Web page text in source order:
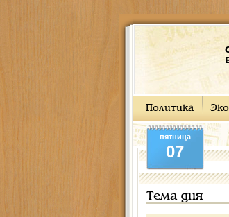
Политика
пятница
07
Тема дня